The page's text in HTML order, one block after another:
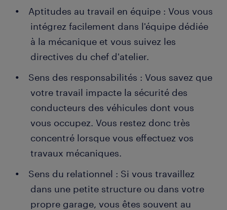
Aptitudes au travail en équipe : Vous vous
intégrez facilement dans l'équipe dédiée
à la mécanique et vous suivez les
directives du chef d'atelier.
Sens des responsabilités : Vous savez que
votre travail impacte la sécurité des
conducteurs des véhicules dont vous
vous occupez. Vous restez donc très
concentré lorsque vous effectuez vos
travaux mécaniques.
Sens du relationnel : Si vous travaillez
dans une petite structure ou dans votre
propre garage, vous êtes souvent au